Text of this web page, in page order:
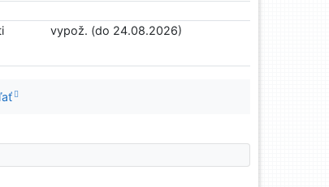
vypož. (do 24.08.2026)